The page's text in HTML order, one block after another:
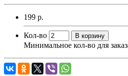
199 р.
Кол-во В корзину
Минимальное кол-во для